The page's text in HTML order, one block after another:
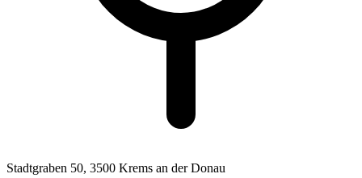
Stadtgraben 50, 3500 Krems an der Donau